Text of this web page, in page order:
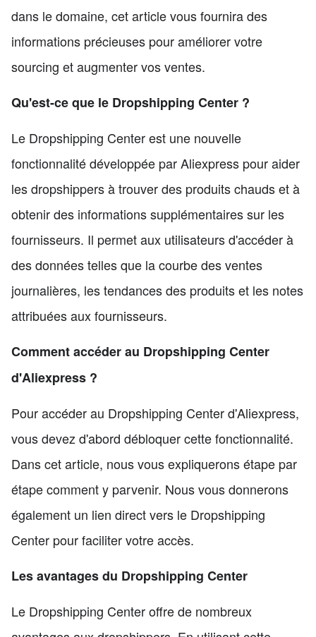
dans le domaine, cet article vous fournira des
informations précieuses pour améliorer votre
sourcing et augmenter vos ventes.
Qu'est-ce que le Dropshipping Center ?
Le Dropshipping Center est une nouvelle
fonctionnalité développée par Aliexpress pour aider
les dropshippers à trouver des produits chauds et à
obtenir des informations supplémentaires sur les
fournisseurs. Il permet aux utilisateurs d'accéder à
des données telles que la courbe des ventes
journalières, les tendances des produits et les notes
attribuées aux fournisseurs.
Comment accéder au Dropshipping Center
d'Aliexpress ?
Pour accéder au Dropshipping Center d'Aliexpress,
vous devez d'abord débloquer cette fonctionnalité.
Dans cet article, nous vous expliquerons étape par
étape comment y parvenir. Nous vous donnerons
également un lien direct vers le Dropshipping
Center pour faciliter votre accès.
Les avantages du Dropshipping Center
Le Dropshipping Center offre de nombreux